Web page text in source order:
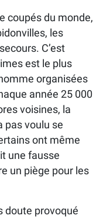
coupés du monde,
les
C’est
est le plus
organisées
année 25 000
voisines, la
pas voulu se
ont même
une fausse
un piège pour les
doute provoqué